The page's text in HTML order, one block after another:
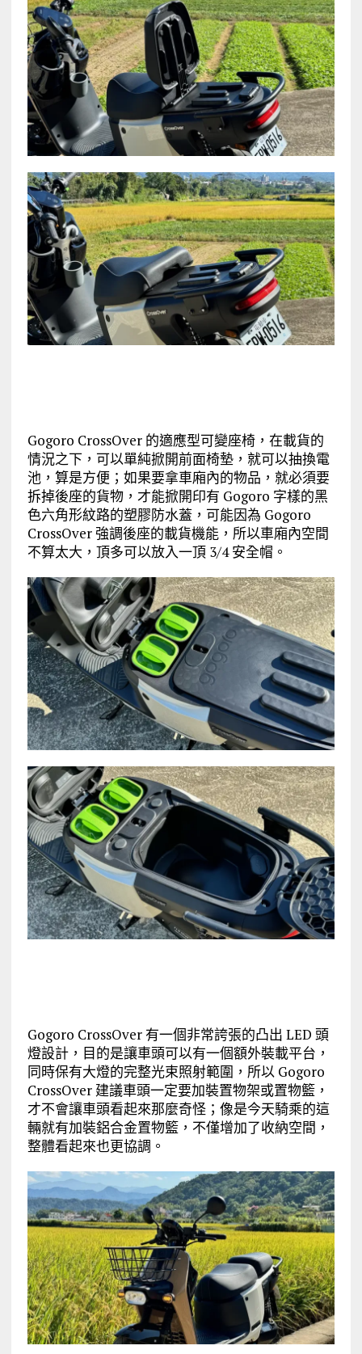
Gogoro CrossOver 的適應型可變座椅，在載貨的
情況之下，可以單純掀開前面椅墊，就可以抽換電
池，算是方便；如果要拿車廂內的物品，就必須要
拆掉後座的貨物，才能掀開印有 Gogoro 字樣的黑
色六角形紋路的塑膠防水蓋，可能因為 Gogoro
CrossOver 強調後座的載貨機能，所以車廂內空間
不算太大，頂多可以放入一頂 3/4 安全帽。
Gogoro CrossOver 有一個非常誇張的凸出 LED 頭
燈設計，目的是讓車頭可以有一個額外裝載平台，
同時保有大燈的完整光束照射範圍，所以 Gogoro
CrossOver 建議車頭一定要加裝置物架或置物籃，
才不會讓車頭看起來那麼奇怪；像是今天騎乘的這
輛就有加裝鋁合金置物籃，不僅增加了收納空間，
整體看起來也更協調。